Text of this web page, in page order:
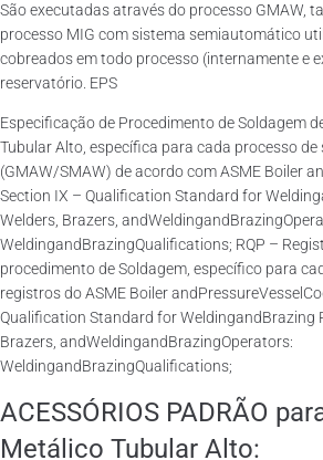
São executadas através do processo GMAW,
processo MIG com sistema semiautomático
cobreados em todo processo (internamente e
reservatório. EPS
Especificação de Procedimento de Soldagem
Tubular Alto, específica para cada processo
(GMAW/SMAW) de acordo com ASME Boiler
Section IX – Qualification Standard for
Welders, Brazers,
WeldingandBrazingQualifications; RQP –
procedimento de Soldagem, específico para
registros do ASME Boiler
Qualification Standard for WeldingandBrazing
Brazers, andWeldingandBrazingOperators:
WeldingandBrazingQualifications;
ACESSÓRIOS PADRÃO
Metálico Tubular Alto: